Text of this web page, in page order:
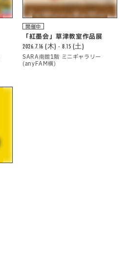
開催中
「紅墨会」草津教室作品展
2026.7.16 (木) - 8.15 (土)
SARA南館1階 ミニギャラリー
(anyFAM横)